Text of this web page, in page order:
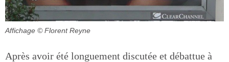
Affichage © Florent Reyne
Après avoir été longuement discutée et débattue à